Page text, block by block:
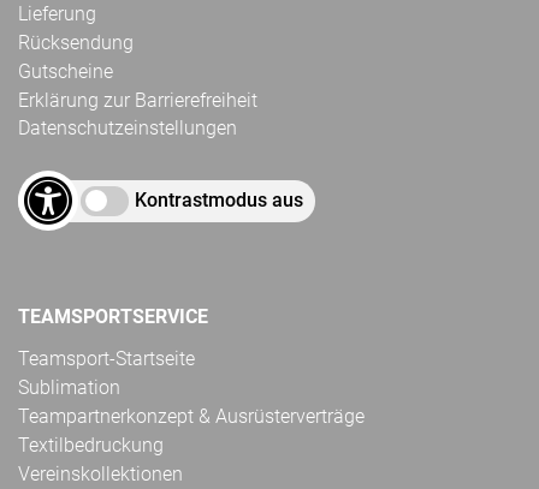
Lieferung
Rücksendung
Gutscheine
Erklärung zur Barrierefreiheit
Datenschutzeinstellungen
Kontrastmodus aus
TEAMSPORTSERVICE
Teamsport-Startseite
Sublimation
Teampartnerkonzept & Ausrüsterverträge
Textilbedruckung
Vereinskollektionen